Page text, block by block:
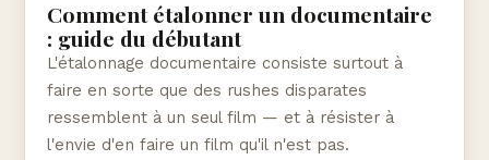
Comment étalonner un documentaire
: guide du débutant
L'étalonnage documentaire consiste surtout à
faire en sorte que des rushes disparates
ressemblent à un seul film — et à résister à
l'envie d'en faire un film qu'il n'est pas.